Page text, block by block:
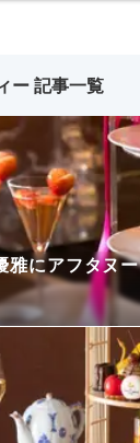
ー 記事一覧
雅にアフタヌ